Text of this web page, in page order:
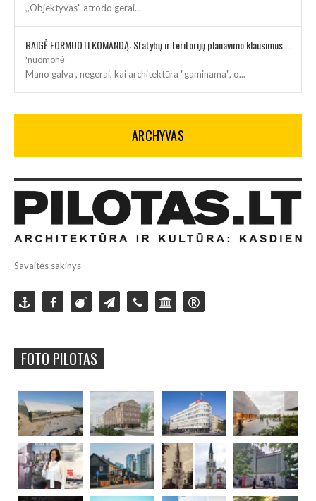
,,Objektyvas" atrodo gerai...
BAIGĖ FORMUOTI KOMANDĄ: Statybų ir teritorijų planavimo klausimus kuruos architektė
'nuomonė'
Mano galva , negerai, kai architektūra "gaminama", o...
ARCHYVAS
Savaitės sakinys
FOTO PILOTAS